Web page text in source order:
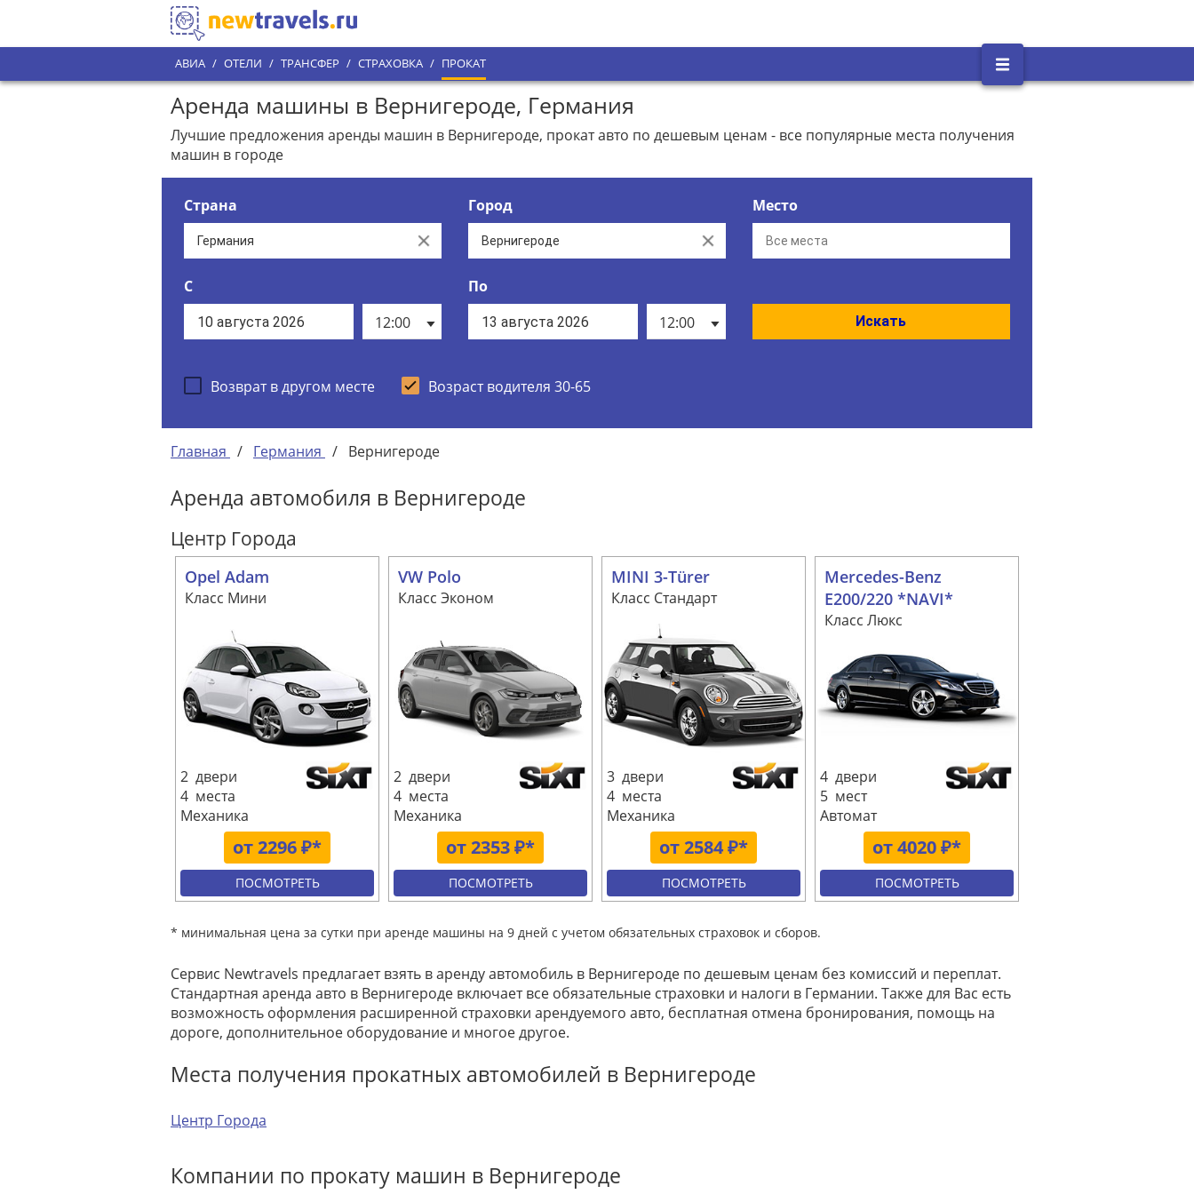
АВИА / ОТЕЛИ / ТРАНСФЕР / СТРАХОВКА / ПРОКАТ
Аренда машины в Вернигероде, Германия
Лучшие предложения аренды машин в Вернигероде, прокат авто по дешевым ценам - все популярные места получения
машин в городе
Страна
Clear
Город
Clear
Место
С
12:00
По
12:00
Искать
Возврат в другом месте Возраст водителя 30-65
Главная / Германия / Вернигероде
Аренда автомобиля в Вернигероде
Центр Города
Opel Adam
Класс Мини
от 2296 ₽*
2 двери
4 места
Механика
ПОСМОТРЕТЬ
VW Polo
Класс Эконом
от 2353 ₽*
2 двери
4 места
Механика
ПОСМОТРЕТЬ
MINI 3-Türer
Класс Стандарт
от 2584 ₽*
3 двери
4 места
Механика
ПОСМОТРЕТЬ
Mercedes-Benz
E200/220 *NAVI*
Класс Люкс
от 4020 ₽*
4 двери
5 мест
Автомат
ПОСМОТРЕТЬ
* минимальная цена за сутки при аренде машины на 9 дней с учетом обязательных страховок и сборов.
Сервис Newtravels предлагает взять в аренду автомобиль в Вернигероде по дешевым ценам без комиссий и переплат.
Стандартная аренда авто в Вернигероде включает все обязательные страховки и налоги в Германии. Также для Вас есть
возможность оформления расширенной страховки арендуемого авто, бесплатная отмена бронирования, помощь на
дороге, дополнительное оборудование и многое другое.
Места получения прокатных автомобилей в Вернигероде
Центр Города
Компании по прокату машин в Вернигероде